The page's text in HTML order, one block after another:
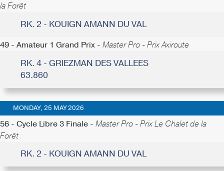
la Forêt
RK. 2 - KOUIGN AMANN DU VAL
49 - Amateur 1 Grand Prix - Master Pro - Prix Axiroute
RK. 4 - GRIEZMAN DES VALLEES
63.860
MONDAY, 25 MAY 2026
56 - Cycle Libre 3 Finale - Master Pro - Prix Le Chalet de la
Forêt
RK. 2 - KOUIGN AMANN DU VAL